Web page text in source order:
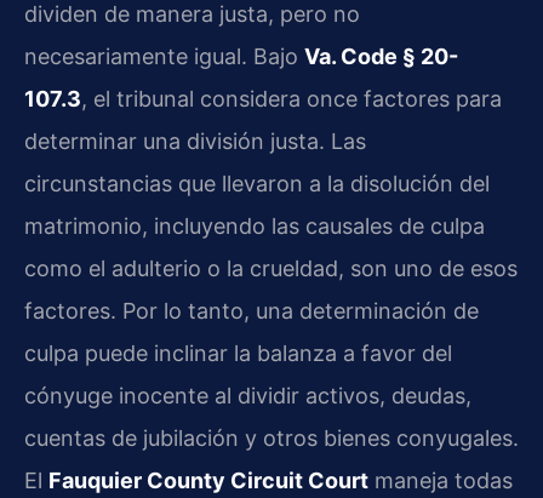
dividen de manera justa, pero no
necesariamente igual. Bajo Va. Code § 20-
107.3, el tribunal considera once factores para
determinar una división justa. Las
circunstancias que llevaron a la disolución del
matrimonio, incluyendo las causales de culpa
como el adulterio o la crueldad, son uno de esos
factores. Por lo tanto, una determinación de
culpa puede inclinar la balanza a favor del
cónyuge inocente al dividir activos, deudas,
cuentas de jubilación y otros bienes conyugales.
El Fauquier County Circuit Court maneja todas